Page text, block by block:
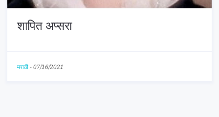
शापित अप्सरा
मराठी - 07/16/2021